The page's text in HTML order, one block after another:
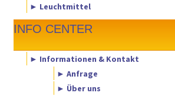
► Leuchtmittel
INFO CENTER
► Informationen & Kontakt
► Anfrage
► Über uns